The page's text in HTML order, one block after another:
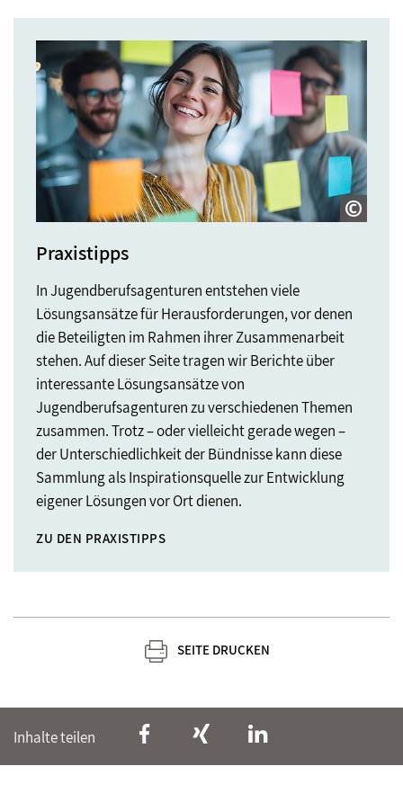
Praxistipps
In Jugendberufsagenturen entstehen viele
Lösungsansätze für Herausforderungen, vor denen
die Beteiligten im Rahmen ihrer Zusammenarbeit
stehen. Auf dieser Seite tragen wir Berichte über
interessante Lösungsansätze von
Jugendberufsagenturen zu verschiedenen Themen
zusammen. Trotz – oder vielleicht gerade wegen –
der Unterschiedlichkeit der Bündnisse kann diese
Sammlung als Inspirationsquelle zur Entwicklung
eigener Lösungen vor Ort dienen.
ZU DEN PRAXISTIPPS
SEITE DRUCKEN
Inhalte teilen